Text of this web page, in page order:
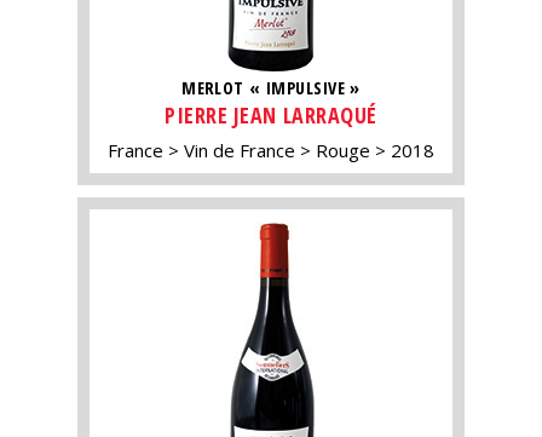
MERLOT « IMPULSIVE »
PIERRE JEAN LARRAQUÉ
France Vin de France Rouge 2018